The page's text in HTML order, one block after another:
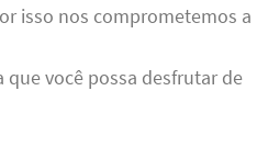
isso nos comprometemos a
você possa desfrutar de